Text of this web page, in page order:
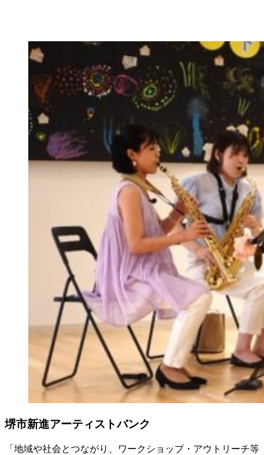
堺市新進アーティストバンク
「地域や社会とつながり、ワークショップ・アウトリーチ等